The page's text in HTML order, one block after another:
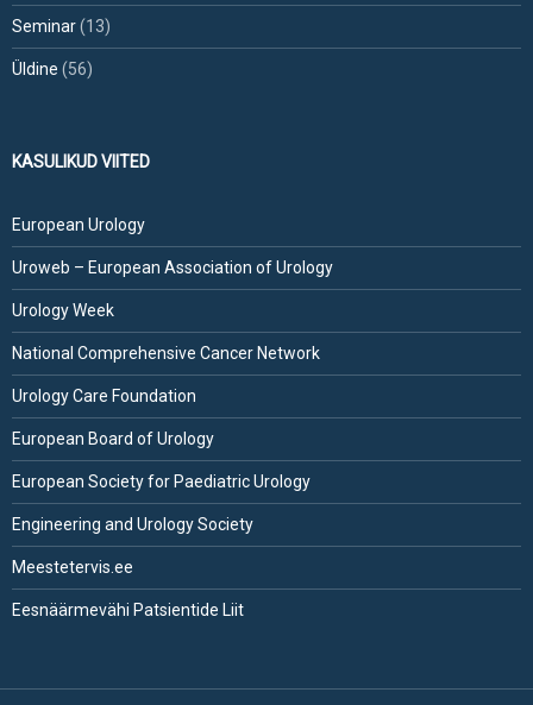
Seminar(13)
Üldine (56)
KASULIKUD VIITED
European Urology
Uroweb – European Association of Urology
Urology Week
National Comprehensive Cancer Network
Urology Care Foundation
European Board of Urology
European Society for Paediatric Urology
Engineering and Urology Society
Meestetervis.ee
Eesnäärmevähi Patsientide Liit